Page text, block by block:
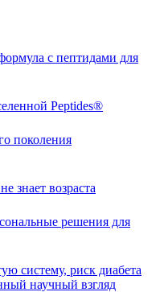
с пептидами для
Peptides®
поколения
знает возраста
решения для
систему, риск диабета
научный взгляд